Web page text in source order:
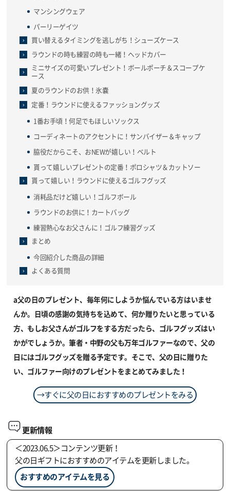
マンシングウェア
パーリーゲイツ
買い替えるタイミングを逃しがち！シューズケース
ラウンドの時も練習の時も一緒！ヘッドカバー
ミニサイズの可愛いプレゼント！ボールポーチ＆スコープケ
ース
夏のラウンドのお供！氷嚢
定番！ラウンドに使えるファッショングッズ
1番お手頃！何足でもほしいソックス
コーディネートのアクセントに！サンバイザー＆キャップ
脇役だからこそ、おNEWが嬉しい！ベルト
貰って嬉しいプレゼントの定番！ポロシャツ＆カットソー
貰って嬉しい！ラウンドに使えるゴルフグッズ
消耗品だけど嬉しい！ゴルフボール
ラウンドのお供に！カートバッグ
練習熱心なお父さんに！ゴルフ練習グッズ
まとめ
今回紹介した商品の詳細
よくある質問
a父の日のプレゼント、毎年何にしようか悩んでいる方はいませ
んか。日頃の感謝の気持ちを込めて、何か贈りたいと思っている
方、もしお父さんがゴルフをする方だったら、ゴルフグッズはい
かがでしょうか。筆者・中野の父も万年ゴルファーなので、父の
日にはゴルフグッズを贈る予定です。そこで、父の日に贈りた
い、ゴルファー向けのプレゼントをまとめてみました！
→すぐに父の日におすすめのプレゼントをみる
更新情報
＜2023.06.5＞コンテンツ更新！
父の日ギフトにおすすめのアイテムを更新しました。
おすすめのアイテムを見る